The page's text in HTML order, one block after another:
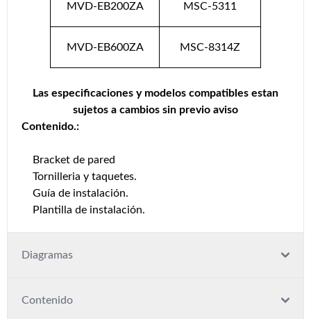
MVD-EB200ZA MSC-5311
MVD-EB600ZA MSC-8314Z
Las especificaciones y modelos compatibles estan
sujetos a cambios sin previo aviso
Contenido.:
Bracket de pared
Tornilleria y taquetes.
Guía de instalación.
Plantilla de instalación.
Diagramas
Contenido